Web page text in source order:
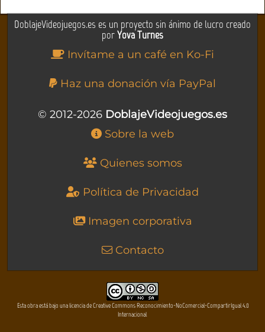
DoblajeVideojuegos.es es un proyecto sin ánimo de lucro creado
porYova Turnes
Invítame a un café en Ko-Fi
Haz una donación vía PayPal
© 2012-2026 DoblajeVideojuegos.es
Sobre la web
Quienes somos
Política de Privacidad
Imagen corporativa
Contacto
Esta obra está bajo una licencia de Creative Commons Reconocimiento-NoComercial-CompartirIgual 4.0
Internacional